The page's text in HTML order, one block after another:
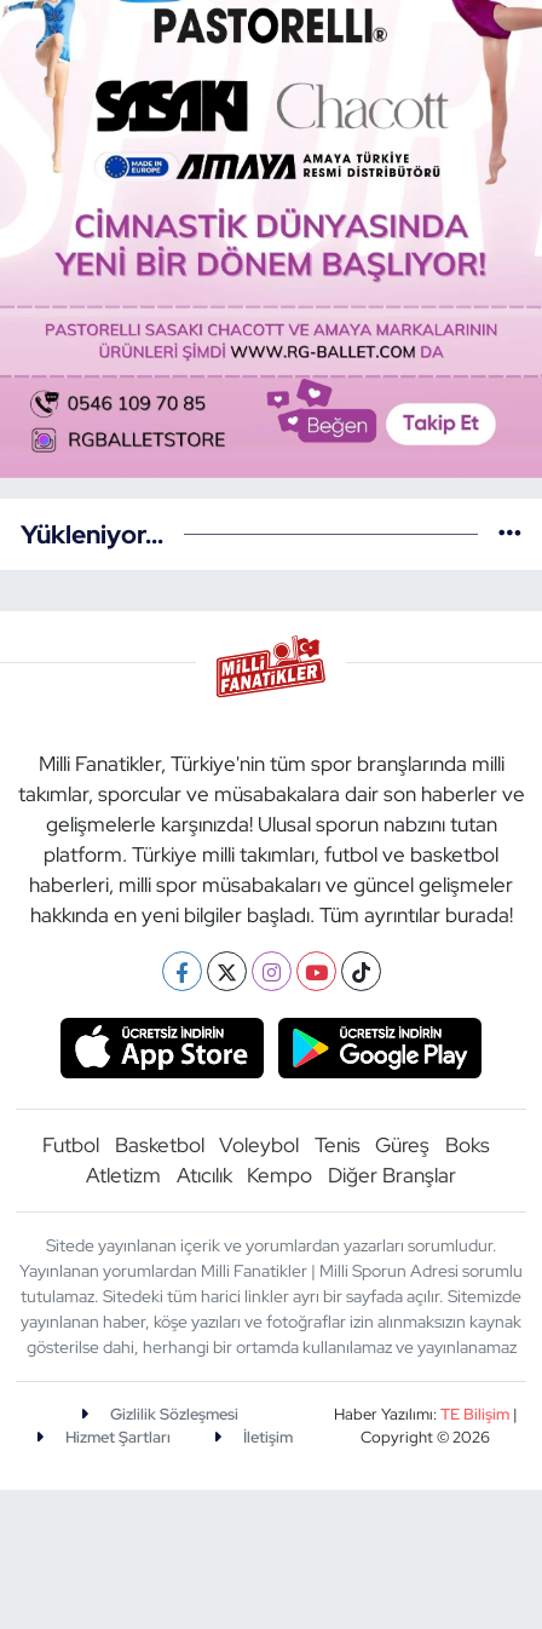
Yükleniyor...
Milli Fanatikler, Türkiye'nin tüm spor branşlarında milli
takımlar, sporcular ve müsabakalara dair son haberler ve
gelişmelerle karşınızda! Ulusal sporun nabzını tutan
platform. Türkiye milli takımları, futbol ve basketbol
haberleri, milli spor müsabakaları ve güncel gelişmeler
hakkında en yeni bilgiler başladı. Tüm ayrıntılar burada!
Futbol Basketbol Voleybol Tenis Güreş
Boks
Atletizm
Atıcılık Kempo Diğer Branşlar
Sitede yayınlanan içerik ve yorumlardan yazarları sorumludur.
Yayınlanan yorumlardan Milli Fanatikler | Milli Sporun Adresi sorumlu
tutulamaz. Sitedeki tüm harici linkler ayrı bir sayfada açılır. Sitemizde
yayınlanan haber, köşe yazıları ve fotoğraflar izin alınmaksızın kaynak
gösterilse dahi, herhangi bir ortamda kullanılamaz ve yayınlanamaz
Gizlilik Sözleşmesi
Hizmet Şartları
İletişim
Haber Yazılımı:TE Bilişim|
Copyright © 2026